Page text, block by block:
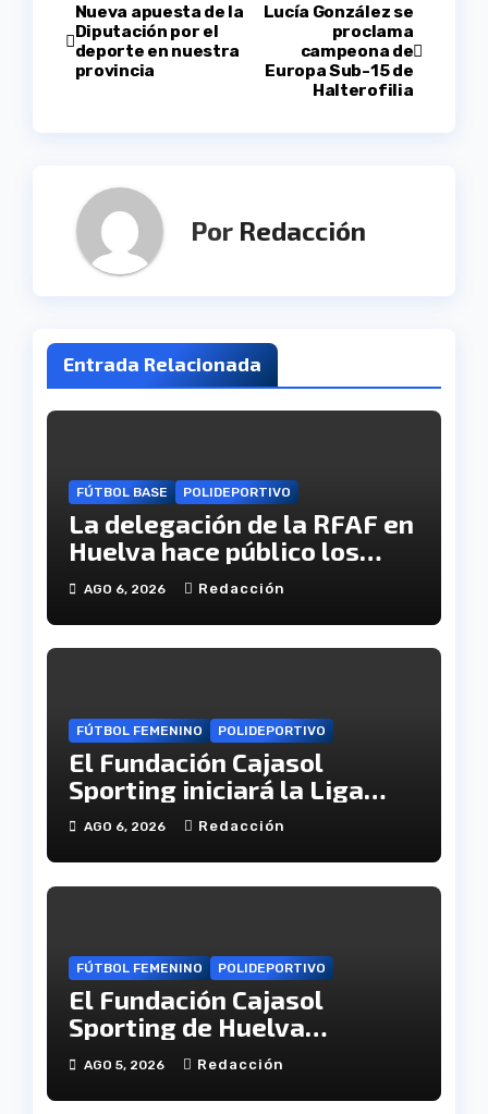
Navegación
de
Lucía González se
proclama
campeona de
Europa Sub-15 de
Halterofilia
Nueva apuesta de la
Diputación por el
deporte en nuestra
provincia
Por Redacción
Entrada Relacionada
FÚTBOL BASE POLIDEPORTIVO
La delegación de la RFAF en
Huelva hace público los
calendarios de la categoría
juvenil
AGO 6, 2026 Redacción
FÚTBOL FEMENINO POLIDEPORTIVO
El Fundación Cajasol
Sporting iniciará la Liga
recibiendo al Cacereño
AGO 6, 2026 Redacción
FÚTBOL FEMENINO POLIDEPORTIVO
El Fundación Cajasol
Sporting de Huelva
disputará la Copa de
Andalucía en el Estadio
AGO 5, 2026 Redacción